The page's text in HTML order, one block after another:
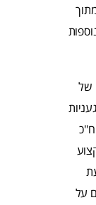
של
על